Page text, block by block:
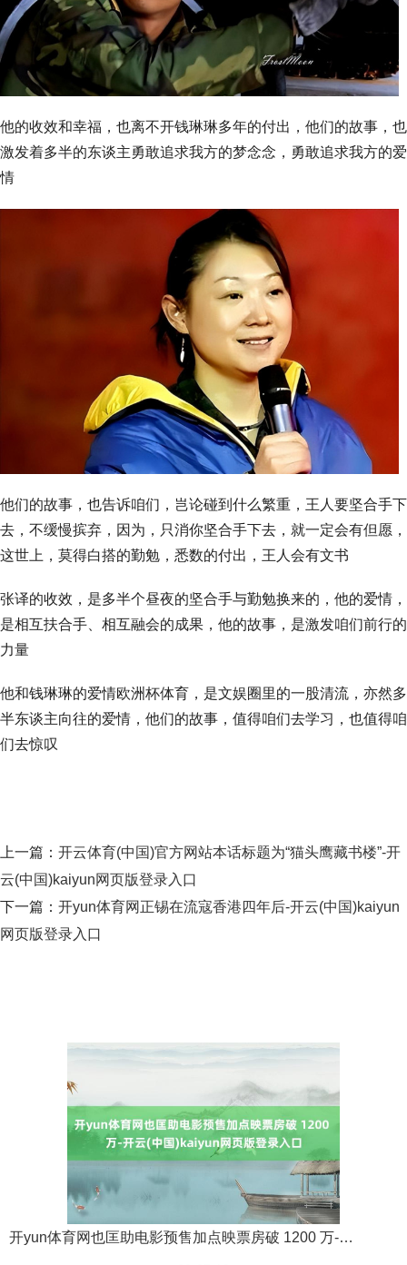
他的收效和幸福，也离不开钱琳琳多年的付出，他们的故事，也
激发着多半的东谈主勇敢追求我方的梦念念，勇敢追求我方的爱
情
他们的故事，也告诉咱们，岂论碰到什么繁重，王人要坚合手下
去，不缓慢摈弃，因为，只消你坚合手下去，就一定会有但愿，
这世上，莫得白搭的勤勉，悉数的付出，王人会有文书
张译的收效，是多半个昼夜的坚合手与勤勉换来的，他的爱情，
是相互扶合手、相互融会的成果，他的故事，是激发咱们前行的
力量
他和钱琳琳的爱情欧洲杯体育，是文娱圈里的一股清流，亦然多
半东谈主向往的爱情，他们的故事，值得咱们去学习，也值得咱
们去惊叹
上一篇： 开云体育(中国)官方网站本话标题为“猫头鹰藏书楼”-开
云(中国)kaiyun网页版登录入口
下一篇： 开yun体育网正锡在流寇香港四年后-开云(中国)kaiyun
网页版登录入口
开yun体育网也匡助电影预售加点映票房破 1200 万-开云(中国)kaiyun网页版登录入口